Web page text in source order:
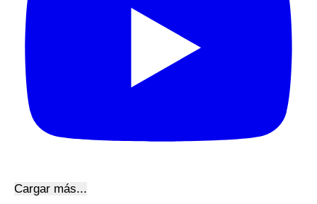
Cargar más...